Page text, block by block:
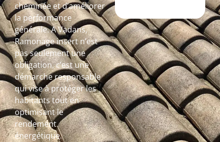
cheminée et d’améliorer
la performance
générale. A Vadans,
Ramonage insert n’est
pas seulement une
obligation, c’est une
démarche responsable
qui vise à protéger les
habitants tout en
optimisant le
rendement
énergétique.